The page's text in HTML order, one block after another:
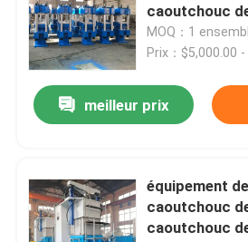
caoutchouc
machine
MOQ：1
Prix：$5,000.00
meilleur prix
équipement
caoutchouc
caoutchouc